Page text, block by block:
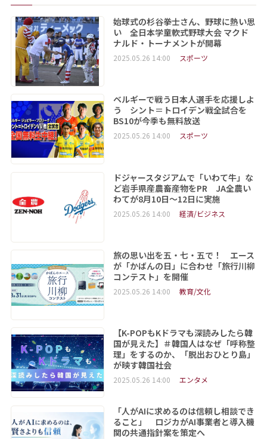
始球式の杉谷拳士さん、野球に熱い思
い 全日本学童軟式野球大会 マクド
ナルド・トーナメントが開幕
2025.05.26 14:00 スポーツ
ベルギーで戦う日本人選手を応援しよ
う シント＝トロイデン戦全試合を
BS10が今季も無料放送
2025.05.26 14:00 スポーツ
ドジャースタジアムで「いわて牛」な
ど岩手県産農畜産物をPR JA全農い
わてが8月10日～12日に実施
2025.05.26 14:00 経済/ビジネス
旅の思い出を五・七・五で！ エース
が「かばんの日」に合わせ「旅行川柳
コンテスト」を開催
2025.05.26 14:00 教育/文化
【K-POPもKドラマも深読みしたら韓
国が見えた】＃韓国人はなぜ「呼称整
理」をするのか、「脱出おひとり島」
が映す韓国社会
2025.05.26 14:00 エンタメ
「人がAIに求めるのは信頼し相談でき
ること」 ロジカがAI事業者と導入機
関の共通指針案を策定へ